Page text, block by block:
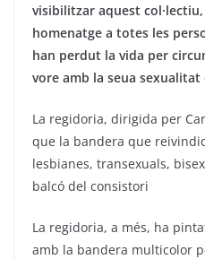
visibilitzar aquest
homenatge a totes les
han perdut la vida per
vore amb la seua
La regidoria, dirigida per
que la bandera que
lesbianes, transexuals,
balcó del consistori
La regidoria, a més, ha
amb la bandera multicolor